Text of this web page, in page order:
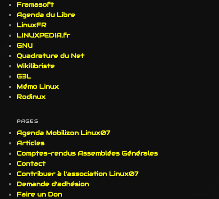
Framasoft
Agenda du Libre
LinuxFR
LINUXPEDIA.fr
GNU
Quadrature du Net
Wikilibriste
G3L
Mémo Linux
Rodinux
PAGES
Agenda Mobilizon Linux07
Articles
Comptes-rendus Assemblées Générales
Contact
Contribuer à l’association Linux07
Demande d’adhésion
Faire un Don